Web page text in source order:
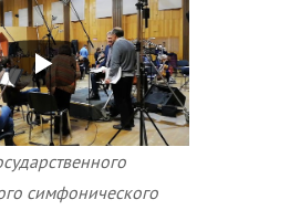
симфонического